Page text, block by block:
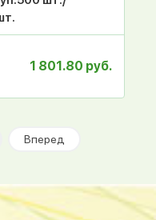
1 801.80 руб.
Вперед